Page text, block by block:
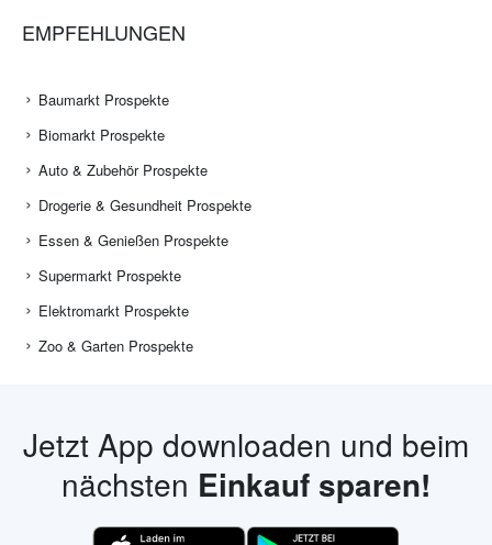
EMPFEHLUNGEN
Baumarkt Prospekte
Biomarkt Prospekte
Auto & Zubehör Prospekte
Drogerie & Gesundheit Prospekte
Essen & Genießen Prospekte
Supermarkt Prospekte
Elektromarkt Prospekte
Zoo & Garten Prospekte
Jetzt App downloaden und beim
nächsten Einkauf sparen!